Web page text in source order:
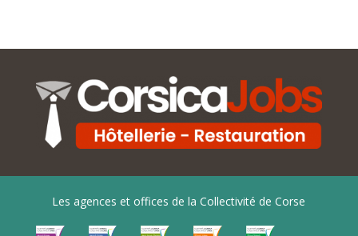
Les agences et offices de la Collectivité de Corse